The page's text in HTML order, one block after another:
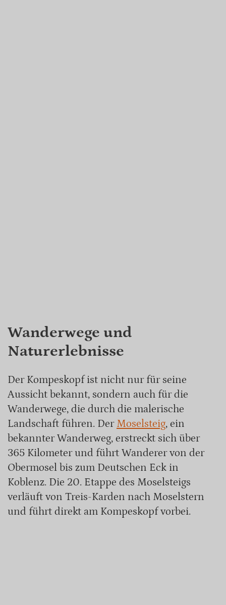
Wanderwege und
Naturerlebnisse
Der Kompeskopf ist nicht nur für seine
Aussicht bekannt, sondern auch für die
Wanderwege, die durch die malerische
Landschaft führen. Der Moselsteig, ein
bekannter Wanderweg, erstreckt sich über
365 Kilometer und führt Wanderer von der
Obermosel bis zum Deutschen Eck in
Koblenz. Die 20. Etappe des Moselsteigs
verläuft von Treis-Karden nach Moselstern
und führt direkt am Kompeskopf vorbei.